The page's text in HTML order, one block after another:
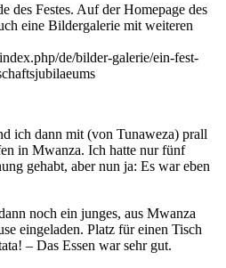
des Festes. Auf der Homepage des
eine Bildergalerie mit weiteren
de/bilder-galerie/ein-fest-
ich dann mit (von Tunaweza) prall
in Mwanza. Ich hatte nur fünf
gehabt, aber nun ja: Es war eben
noch ein junges, aus Mwanza
eingeladen. Platz für einen Tisch
– Das Essen war sehr gut.